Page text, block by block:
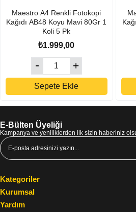
Maestro A4 Renkli Fotokopi
Kağıdı AB48 Koyu Mavi 80Gr 1
Koli 5 Pk
₺1.999,00
Sepete Ekle
E-Bülten Üyeliği
Kampanya ve yeniliklerden ilk sizin haberiniz
Kategoriler
Kurumsal
Yardım